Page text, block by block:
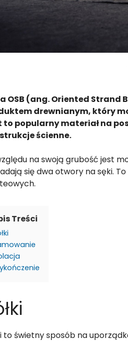
OSB (ang. Oriented
drewnianym, który
to popularny materiał na
ścienne.
na swoją grubość jest
się dwa otwory na sęki.
Treści
to świetny sposób na